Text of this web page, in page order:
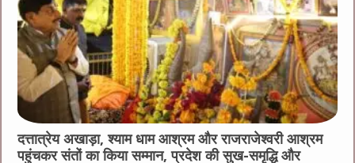
दत्तात्रेय अखाड़ा, श्याम धाम आश्रम और राजराजेश्वरी आश्रम
पहुंचकर संतों का किया सम्मान, प्रदेश की सुख-समृद्धि और